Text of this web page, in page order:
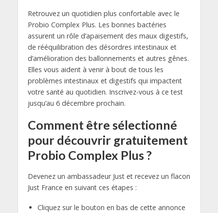
Retrouvez un quotidien plus confortable avec le
Probio Complex Plus. Les bonnes bactéries
assurent un rôle d’apaisement des maux digestifs,
de rééquilibration des désordres intestinaux et
d’amélioration des ballonnements et autres gênes.
Elles vous aident à venir à bout de tous les
problèmes intestinaux et digestifs qui impactent
votre santé au quotidien. Inscrivez-vous à ce test
jusqu’au 6 décembre prochain.
Comment être sélectionné
pour découvrir gratuitement
Probio Complex Plus ?
Devenez un ambassadeur Just et recevez un flacon
Just France en suivant ces étapes :
Cliquez sur le bouton en bas de cette annonce